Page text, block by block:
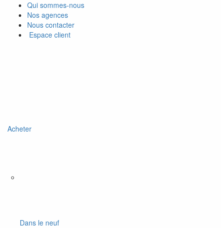
Qui sommes-nous
Nos agences
Nous contacter
Espace client
Acheter
Dans le neuf